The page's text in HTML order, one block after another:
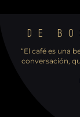
DE
“El café es una
conversación,